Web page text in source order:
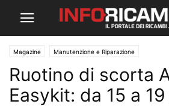
Magazine Manutenzione e Riparazione
Ruotino di scorta
Easykit: da 15 a